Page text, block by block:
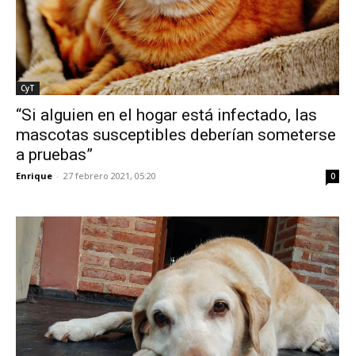
CyT
“Si alguien en el hogar está infectado, las
mascotas susceptibles deberían someterse
a pruebas”
Enrique - 27 febrero 2021, 05:20 0